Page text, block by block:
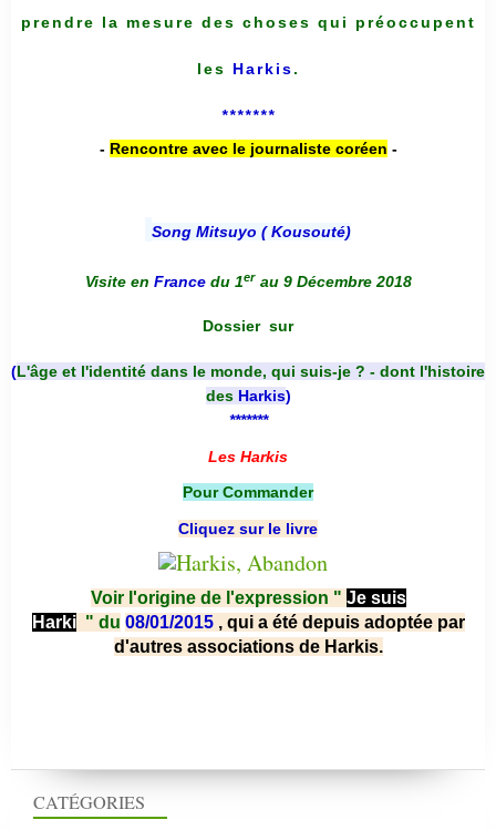
CATÉGORIES
prendre la mesure des choses qui préoccupent
les Harkis.
*******
- Rencontre avec le journaliste coréen -
Song Mitsuyo ( Kousouté)
Visite en France du 1er au 9 Décembre 2018
Dossier sur
(L'âge et l'identité dans le monde, qui suis-je ? - dont l'histoire
des Harkis)
*******
Les Harkis
Pour Commander
Cliquez sur le livre
Voir l'origine de l'expression " Je suis
Harki " du 08/01/2015 , qui a été depuis adoptée par
d'autres associations de Harkis.